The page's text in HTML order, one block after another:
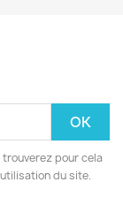
pour cela
du site.